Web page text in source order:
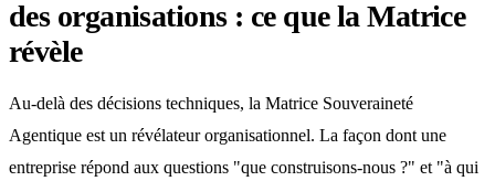
des organisations : ce que la Matrice
révèle
Au-delà des décisions techniques, la Matrice Souveraineté
Agentique est un révélateur organisationnel. La façon dont une
entreprise répond aux questions "que construisons-nous ?" et "à qui